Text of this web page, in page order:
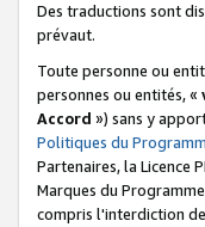
Des traductions sont
prévaut.
Toute personne ou
personnes ou entités, «
Accord ») sans y
Politiques du
Partenaires, la Licence
Marques du
compris l'interdiction